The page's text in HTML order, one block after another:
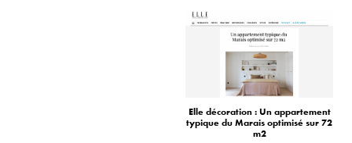
Elle décoration : Un appartement
typique du Marais optimisé sur 72
m2